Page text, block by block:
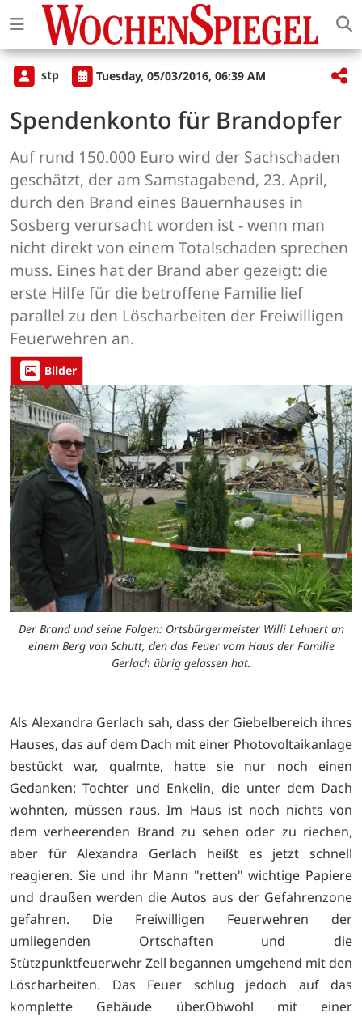
stp Tuesday, 05/03/2016, 06:39 AM
Spendenkonto für Brandopfer
Auf rund 150.000 Euro wird der Sachschaden
geschätzt, der am Samstagabend, 23. April,
durch den Brand eines Bauernhauses in
Sosberg verursacht worden ist - wenn man
nicht direkt von einem Totalschaden sprechen
muss. Eines hat der Brand aber gezeigt: die
erste Hilfe für die betroffene Familie lief
parallel zu den Löscharbeiten der Freiwilligen
Feuerwehren an.
Bilder
Der Brand und seine Folgen: Ortsbürgermeister Willi Lehnert an
einem Berg von Schutt, den das Feuer vom Haus der Familie
Gerlach übrig gelassen hat.
Als Alexandra Gerlach sah, dass der Giebelbereich ihres
Hauses, das auf dem Dach mit einer Photovoltaikanlage
bestückt war, qualmte, hatte sie nur noch einen
Gedanken: Tochter und Enkelin, die unter dem Dach
wohnten, müssen raus. Im Haus ist noch nichts von
dem verheerenden Brand zu sehen oder zu riechen,
aber für Alexandra Gerlach heißt es jetzt schnell
reagieren. Sie und ihr Mann "retten" wichtige Papiere
und draußen werden die Autos aus der Gefahrenzone
gefahren. Die Freiwilligen Feuerwehren der
umliegenden Ortschaften und die
Stützpunktfeuerwehr Zell begannen umgehend mit den
Löscharbeiten. Das Feuer schlug jedoch auf das
komplette Gebäude über.Obwohl mit einer